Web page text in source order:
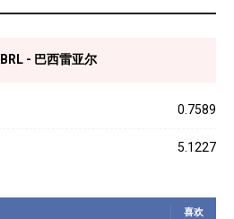
BRL - 巴西雷亚尔
0.7589
5.1227
喜欢